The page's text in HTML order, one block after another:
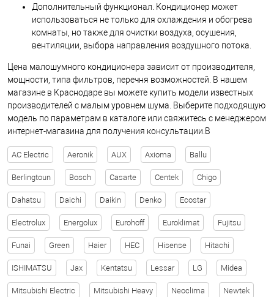
AC Electric Aeronik AUX Axioma Ballu
Berlingtoun Bosch Casarte Centek Chigo
Dahatsu Daichi Daikin Denko Ecostar
Electrolux Energolux Eurohoff Euroklimat Fujitsu
Funai Green Haier HEC Hisense Hitachi
ISHIMATSU Jax Kentatsu Lessar LG Midea
Mitsubishi Electric Mitsubishi Heavy Neoclima Newtek
Дополнительный функционал. Кондиционер может
использоваться не только для охлаждения и обогрева
комнаты, но также для очистки воздуха, осушения,
вентиляции, выбора направления воздушного потока.
Цена малошумного кондиционера зависит от производителя,
мощности, типа фильтров, перечня возможностей. В нашем
магазине в Краснодаре вы можете купить модели известных
производителей с малым уровнем шума. Выберите подходящую
модель по параметрам в каталоге или свяжитесь с менеджером
интернет-магазина для получения консультации.В